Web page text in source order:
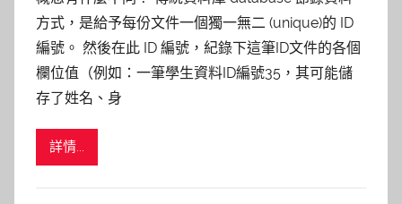
方式，是給予每份文件一個獨一無二 (unique)的 ID
編號。 然後在此 ID 編號，紀錄下這筆ID文件的各個
欄位值（例如：一筆學生資料ID編號35，其可能儲
存了姓名、身
詳情...